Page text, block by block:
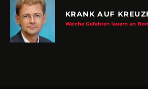
KRANK AUF
Welche Gefahren lauern an